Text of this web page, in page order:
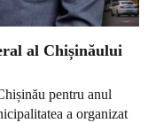
al Chișinăului
pentru anul
a organizat